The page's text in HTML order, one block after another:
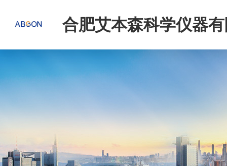
合肥艾本森科学仪器